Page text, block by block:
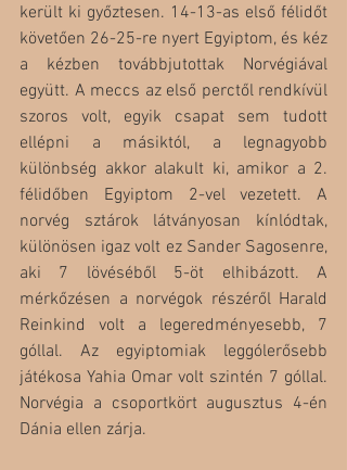
került ki győztesen. 14-13-as első félidőt
követően 26-25-re nyert Egyiptom, és kéz
a kézben továbbjutottak Norvégiával
együtt. A meccs az első perctől rendkívül
szoros volt, egyik csapat sem tudott
ellépni a másiktól, a legnagyobb
különbség akkor alakult ki, amikor a 2.
félidőben Egyiptom 2-vel vezetett. A
norvég sztárok látványosan kínlódtak,
különösen igaz volt ez Sander Sagosenre,
aki 7 lövéséből 5-öt elhibázott. A
mérkőzésen a norvégok részéről Harald
Reinkind volt a legeredményesebb, 7
góllal. Az egyiptomiak leggólerősebb
játékosa Yahia Omar volt szintén 7 góllal.
Norvégia a csoportkört augusztus 4-én
Dánia ellen zárja.